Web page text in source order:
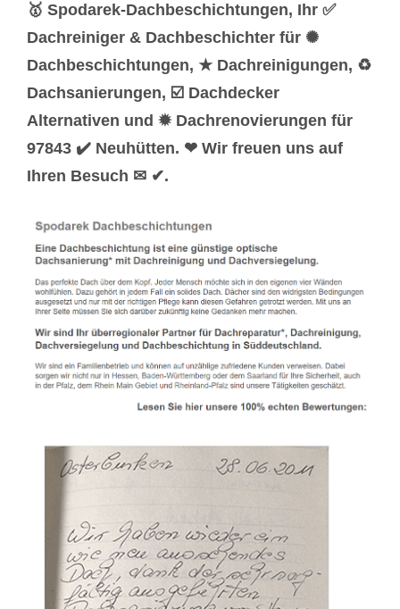
🥇 Spodarek-Dachbeschichtungen, Ihr ✅
Dachreiniger & Dachbeschichter für ✺
Dachbeschichtungen, ★ Dachreinigungen, ♻
Dachsanierungen, ☑️ Dachdecker
Alternativen und ✹ Dachrenovierungen für
97843 ✔️ Neuhütten. ❤ Wir freuen uns auf
Ihren Besuch ✉ ✔.